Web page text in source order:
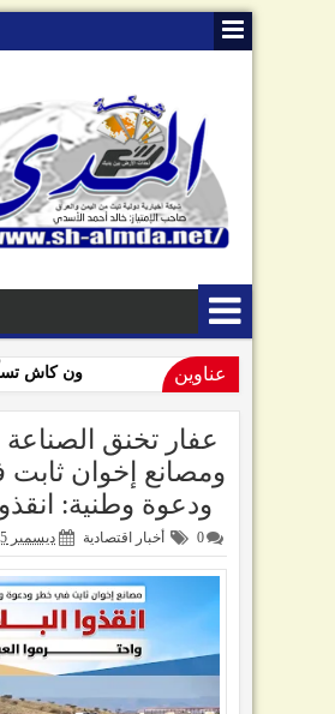
عناوين
ون كاش تسلّم
09:01 AM
عفار تخنق الصناعة
ومصانع إخوان
ودعوة وطنية:
0 أخبار اقتصادية ديسمبر 15, 2025